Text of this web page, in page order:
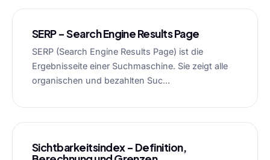
SERP – Search Engine Results Page
SERP (Search Engine Results Page) ist die
Ergebnisseite einer Suchmaschine. Sie zeigt alle
organischen und bezahlten Suc...
Sichtbarkeitsindex – Definition,